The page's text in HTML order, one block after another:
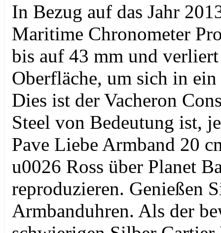
In Bezug auf das Jahr
Maritime Chronometer
bis auf 43 mm und
Oberfläche, um sich in
Dies ist der Vacheron
Steel von Bedeutung ist,
Pave Liebe Armband 20
u0026 Ross über Planet
reproduzieren. Genießen
Armbanduhren. Als der